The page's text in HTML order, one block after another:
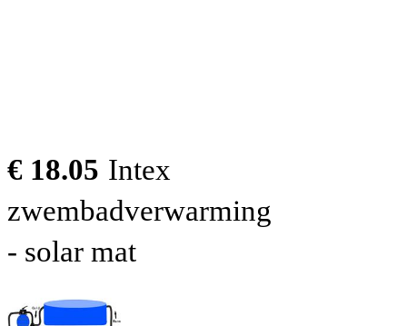
€ 18.05 Intex
zwembadverwarming
- solar mat